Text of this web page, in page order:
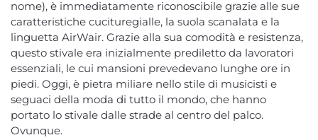
nome), è immediatamente riconoscibile grazie alle sue
caratteristiche cucituregialle, la suola scanalata e la
linguetta AirWair. Grazie alla sua comodità e resistenza,
questo stivale era inizialmente prediletto da lavoratori
essenziali, le cui mansioni prevedevano lunghe ore in
piedi. Oggi, è pietra miliare nello stile di musicisti e
seguaci della moda di tutto il mondo, che hanno
portato lo stivale dalle strade al centro del palco.
Ovunque.